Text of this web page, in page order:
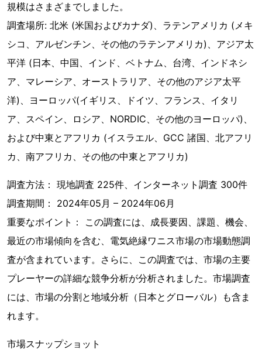
規模はさまざまでしました。
調査場所: 北米 (米国およびカナダ)、ラテンアメリカ (メキ
シコ、アルゼンチン、その他のラテンアメリカ)、アジア太
平洋 (日本、中国、インド、ベトナム、台湾、インドネシ
ア、マレーシア、オーストラリア、その他のアジア太平
洋)、ヨーロッパ(イギリス、ドイツ、フランス、イタリ
ア、スペイン、ロシア、NORDIC、その他のヨーロッパ)、
および中東とアフリカ (イスラエル、GCC 諸国、北アフリ
カ、南アフリカ、その他の中東とアフリカ)
調査方法： 現地調査 225件、インターネット調査 300件
調査期間： 2024年05月 – 2024年06月
重要なポイント： この調査には、成長要因、課題、機会、
最近の市場傾向を含む、電気絶縁ワニス市場の市場動態調
査が含まれています。さらに、この調査では、市場の主要
プレーヤーの詳細な競争分析が分析されました。市場調査
には、市場の分割と地域分析（日本とグローバル）も含ま
れます。
市場スナップショット